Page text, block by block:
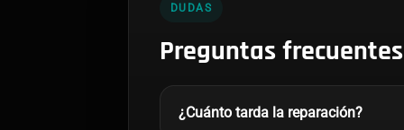
DUDAS
Preguntas frecuentes
¿Cuánto tarda la reparación?